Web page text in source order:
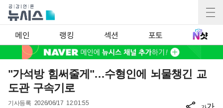
메인 랭킹 섹션 포토
"가석방 힘써줄게"…수형인에 뇌물챙긴 교
도관 구속기로
기사등록 2026/06/17 12:01:55
가가